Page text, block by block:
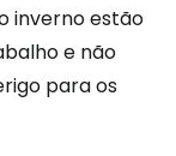
inverno estão
e não
para os